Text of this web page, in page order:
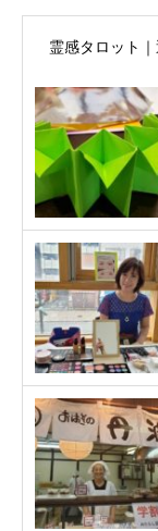
霊感タロット